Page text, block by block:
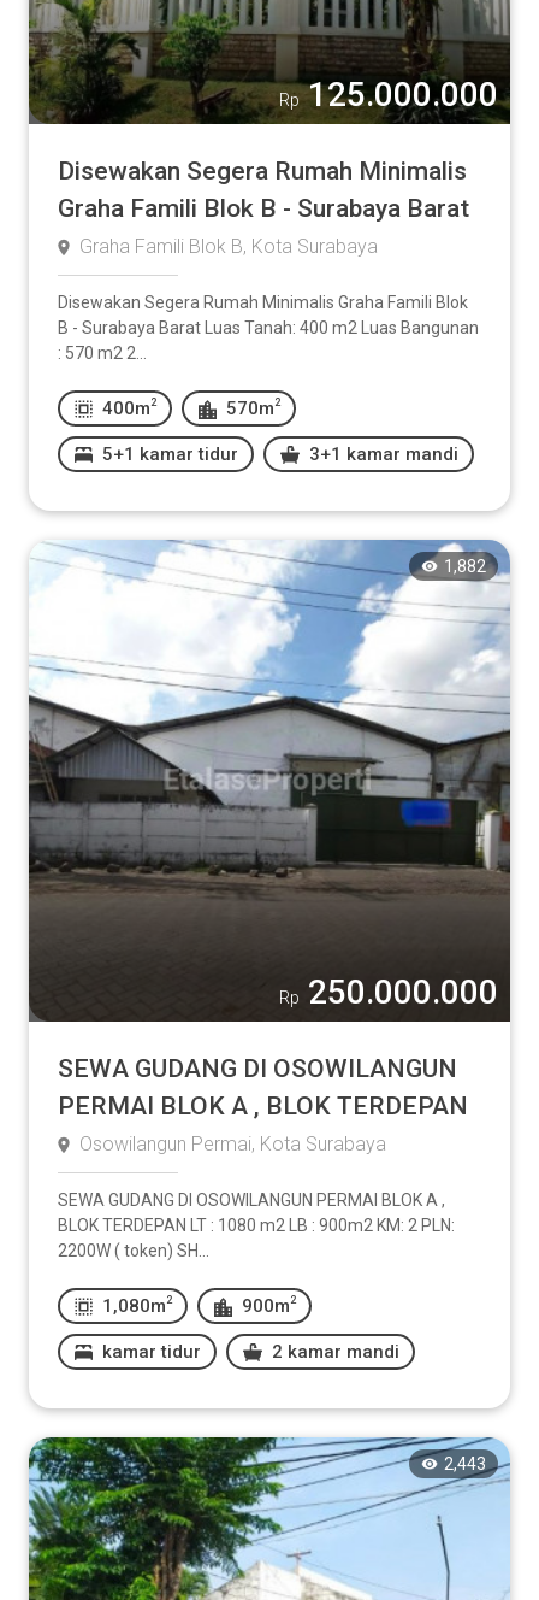
Rp 125.000.000
Disewakan Segera Rumah Minimalis
Graha Famili Blok B - Surabaya Barat
Graha Famili Blok B, Kota Surabaya
Disewakan Segera Rumah Minimalis Graha Famili Blok
B - Surabaya Barat Luas Tanah: 400 m2 Luas Bangunan
: 570 m2 2...
400m 2 570m 2
5+1 kamar tidur 3+1 kamar mandi
1,882
Rp 250.000.000
SEWA GUDANG DI OSOWILANGUN
PERMAI BLOK A , BLOK TERDEPAN
Osowilangun Permai, Kota Surabaya
SEWA GUDANG DI OSOWILANGUN PERMAI BLOK A ,
BLOK TERDEPAN LT : 1080 m2 LB : 900m2 KM: 2 PLN:
2200W ( token) SH...
1,080m 2 900m 2
kamar tidur 2 kamar mandi
2,443